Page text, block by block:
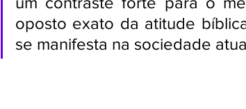
oposto exato da atitude
se manifesta na sociedade